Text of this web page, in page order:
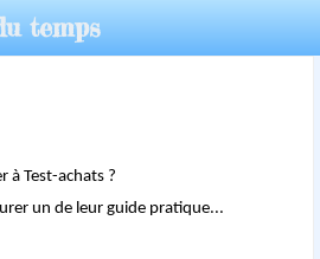
temps
à Test-achats ?
un de leur guide pratique...